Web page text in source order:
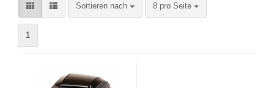
Sortieren nach
Sortieren nach 8 pro Seite
pro Seite
1